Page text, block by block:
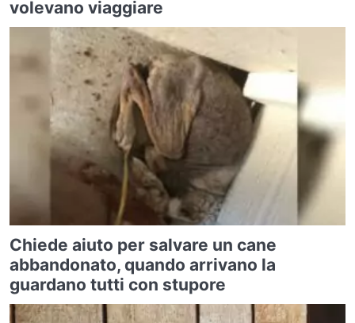
volevano viaggiare
Chiede aiuto per salvare un cane
abbandonato, quando arrivano la
guardano tutti con stupore